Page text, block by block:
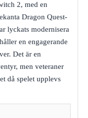
2, med en
Dragon Quest-
lyckats modernisera
en engagerande
Det är en
men veteraner
då spelet upplevs